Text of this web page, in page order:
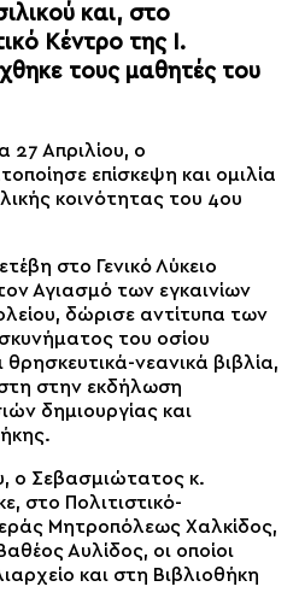
και, στο
Κέντρο της Ι.
τους μαθητές του
27 Απριλίου, ο
επίσκεψη και ομιλία
κοινότητας του 4ου
στο Γενικό Λύκειο
Αγιασμό των εγκαινίων
δώρισε αντίτυπα των
του οσίου
νεανικά βιβλία,
στην εκδήλωση
δημιουργίας και
ο Σεβασμιώτατος κ.
στο Πολιτιστικό-
Μητροπόλεως Χαλκίδος,
Αυλίδος, οι οποίοι
και στη Βιβλιοθήκη